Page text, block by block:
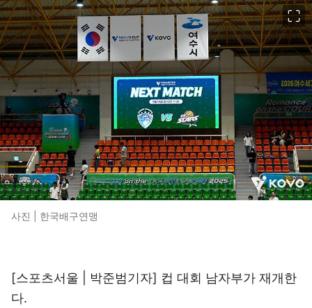
사진 | 한국배구연맹
[스포츠서울 | 박준범기자] 컵 대회 남자부가 재개한
다.